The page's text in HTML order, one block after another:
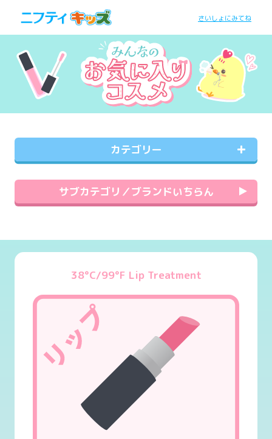
さいしょにみてね
カテゴリー
サブカテゴリ／ブランドいちらん
38°C/99°F Lip Treatment